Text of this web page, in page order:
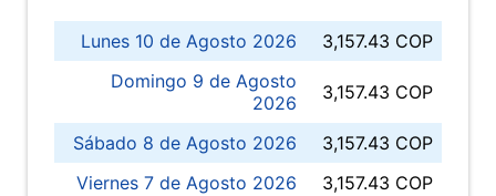
Lunes 10 de Agosto 2026
3,157.43 COP
Domingo 9 de Agosto
2026
3,157.43 COP
Sábado 8 de Agosto 2026
3,157.43 COP
Viernes 7 de Agosto 2026
3,157.43 COP